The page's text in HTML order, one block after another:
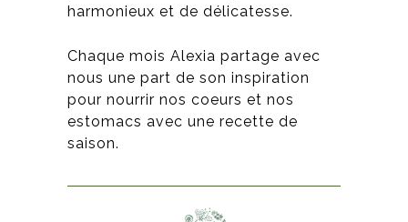
harmonieux et de délicatesse.
Chaque mois Alexia partage avec
nous une part de son inspiration
pour nourrir nos coeurs et nos
estomacs avec une recette de
saison.